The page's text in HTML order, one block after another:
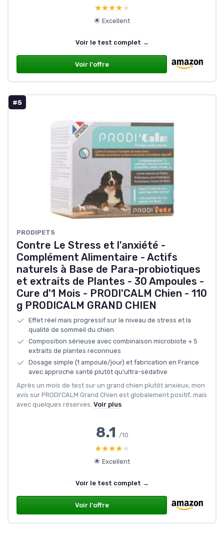
★★★★★
★★★★★
🌟 Excellent
Voir le test complet →
Voir l'offre
#5
PRODIPETS
Contre Le Stress et l'anxiété -
Complément Alimentaire - Actifs
naturels à Base de Para-probiotiques
et extraits de Plantes - 30 Ampoules -
Cure d'1 Mois - PRODI'CALM Chien - 110
g PRODICALM GRAND CHIEN
Effet réel mais progressif sur le niveau de stress et la
qualité de sommeil du chien
Composition sérieuse avec combinaison microbiote + 5
extraits de plantes reconnues
Dosage simple (1 ampoule/jour) et fabrication en France
avec approche santé plutôt qu’ultra-sédative
Après un mois de test sur un grand chien plutôt anxieux, mon
avis sur PRODI'CALM Grand Chien est globalement positif, mais
avec quelques réserves. Voir plus
8.1 /10
★★★★★
★★★★★
🌟 Excellent
Voir le test complet →
Voir l'offre